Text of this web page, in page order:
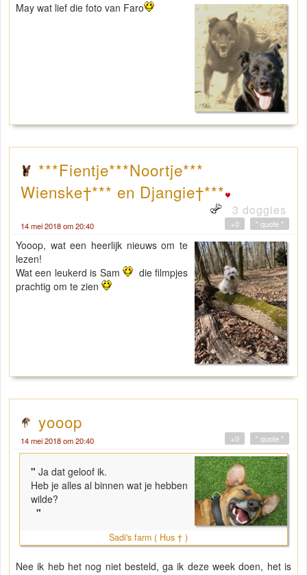
May wat lief die foto van Faro
***Fientje***Noortje***
Wienske†*** en Djangie†***
3 doggies
14 mei 2018 om 20:40 " quote "
+0
Yooop, wat een heerlijk nieuws om te
lezen!
Wat een leukerd is Sam
die filmpjes
prachtig om te zien
yooop
14 mei 2018 om 20:40 " quote "
+0
" Ja dat geloof ik.
Heb je alles al binnen wat je hebben
wilde?
"
Sadi's farm ( Hus † )
Nee ik heb het nog niet besteld, ga ik deze week doen, het is